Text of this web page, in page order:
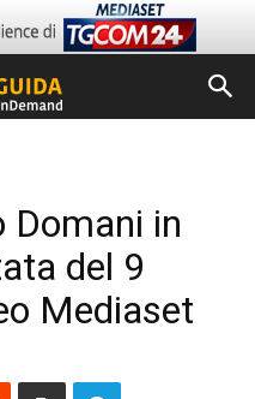
Domani in
del 9
Mediaset